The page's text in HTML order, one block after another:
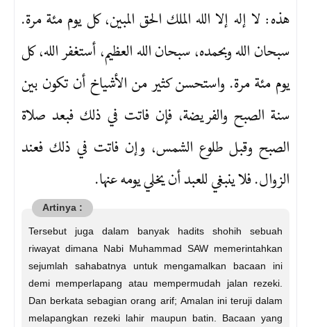
هذه: لا إله إلا الله الملك الحق المبين، كل يوم مئة مرة.
سبحان الله وبحمده، سبحان الله العظيم، أستغفر الله، كل
يوم مئة مرة. واستحسن كثير من الأشياخ أن تكون بين
سنة الصبح والفريضة، فإن فاتت في ذلك فبعد صلاة
الصبح وقبل طلوع الشمس، وإن فاتت في ذلك فعند
الزوال. فلا ينبغي للعبد أن يخلي يومه عنها.
Tersebut juga dalam banyak hadits shohih sebuah
riwayat dimana Nabi Muhammad SAW memerintahkan
sejumlah sahabatnya untuk mengamalkan bacaan ini
demi memperlapang atau mempermudah jalan rezeki.
Dan berkata sebagian orang arif; Amalan ini teruji dalam
melapangkan rezeki lahir maupun batin. Bacaan yang